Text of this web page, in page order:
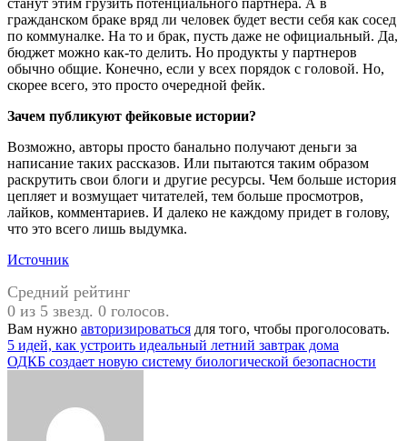
гражданском браке вряд ли человек будет вести себя как сосед
по коммуналке. На то и брак, пусть даже не официальный. Да,
бюджет можно как-то делить. Но продукты у партнеров
обычно общие. Конечно, если у всех порядок с головой. Но,
скорее всего, это просто очередной фейк.
Зачем публикуют фейковые истории?
Возможно, авторы просто банально получают деньги за
написание таких рассказов. Или пытаются таким образом
раскрутить свои блоги и другие ресурсы. Чем больше история
цепляет и возмущает читателей, тем больше просмотров,
лайков, комментариев. И далеко не каждому придет в голову,
что это всего лишь выдумка.
Источник
Средний рейтинг
0 из 5 звезд. 0 голосов.
Вам нужно авторизироваться для того, чтобы проголосовать.
Навигация
по
5 идей, как устроить идеальный летний завтрак дома
ОДКБ создает новую систему биологической безопасности